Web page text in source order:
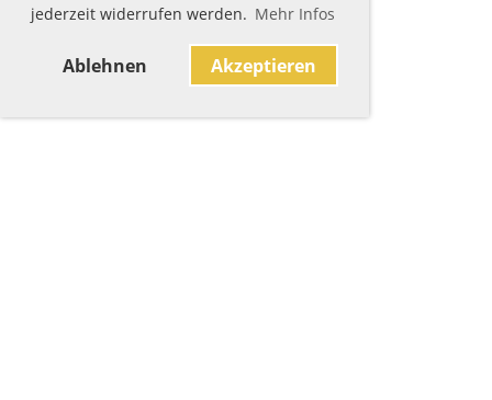
jederzeit widerrufen werden. Mehr Infos
Ablehnen Akzeptieren